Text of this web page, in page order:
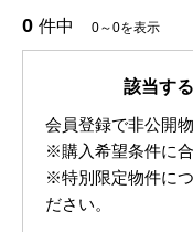
0 件中 0～0を表示
該当す
会員登録で非公開
※購入希望条件に
※特別限定物件に
ださい。